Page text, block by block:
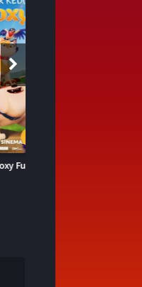
7.0
Cesur Kedi Moxy Full HD İzle